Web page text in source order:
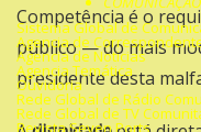
Competência é o
público — do mais
presidente desta
Sistema Global de
Agencia de
Agencia de Noticias
Agencia Temática
Ouvidoria
Rede Global de Rádio
Rede Global de TV
Revista Seven Ports